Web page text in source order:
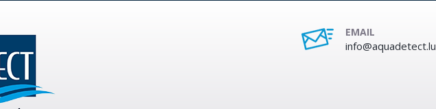
EMAIL
info@aquadetect.lu